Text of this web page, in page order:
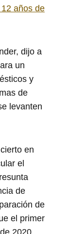
años de
dijo a
un
y
de
levanten
en
el
de
de
el primer
2020.